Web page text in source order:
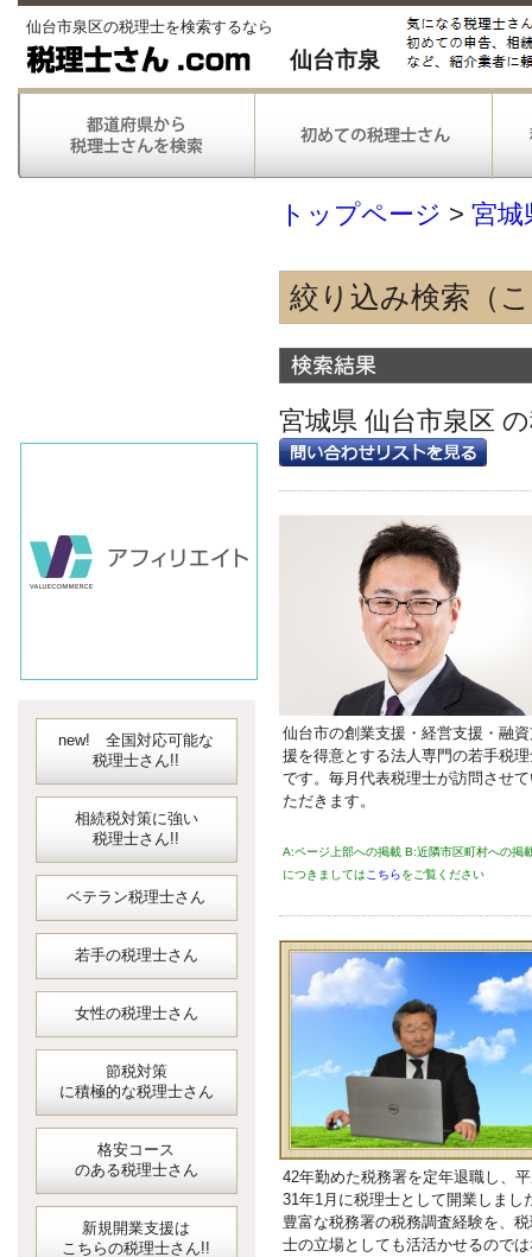
仙台市泉区の税理士を検索するなら
仙台市泉
new! 全国対応可能な
税理士さん!!
相続税対策に強い
税理士さん!!
ベテラン税理士さん
若手の税理士さん
女性の税理士さん
節税対策
に積極的な税理士さん
格安コース
のある税理士さん
新規開業支援は
こちらの税理士さん!!
トップページ > 宮城
絞り込み検索（
得意な業種
情報通信
不動産
医療
得意な業務
税務申告
税務調査対応
対応可能な
会計ソフト
弥生会計
JDLIBEX出納
宮城県 仙台市泉区
仙台市の創業支援・経営支援・融
援を得意とする法人専門の若手税
です。毎月代表税理士が訪問させ
ただきます。
A:ページ上部への掲載 B:近隣市区町村への掲
につきましては こちらをご覧ください
42年勤めた税務署を定年退職し、
31年1月に税理士として開業しまし
豊富な税務署の税務調査経験を、
士の立場としても活活かせるので